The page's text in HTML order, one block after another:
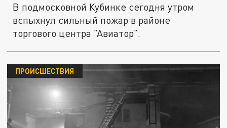
В подмосковной Кубинке сегодня утром
вспыхнул сильный пожар в районе
торгового центра "Авиатор".
ПРОИСШЕСТВИЯ